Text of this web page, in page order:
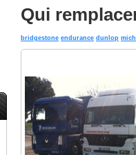
Qui
bridgestone endurance dunlop